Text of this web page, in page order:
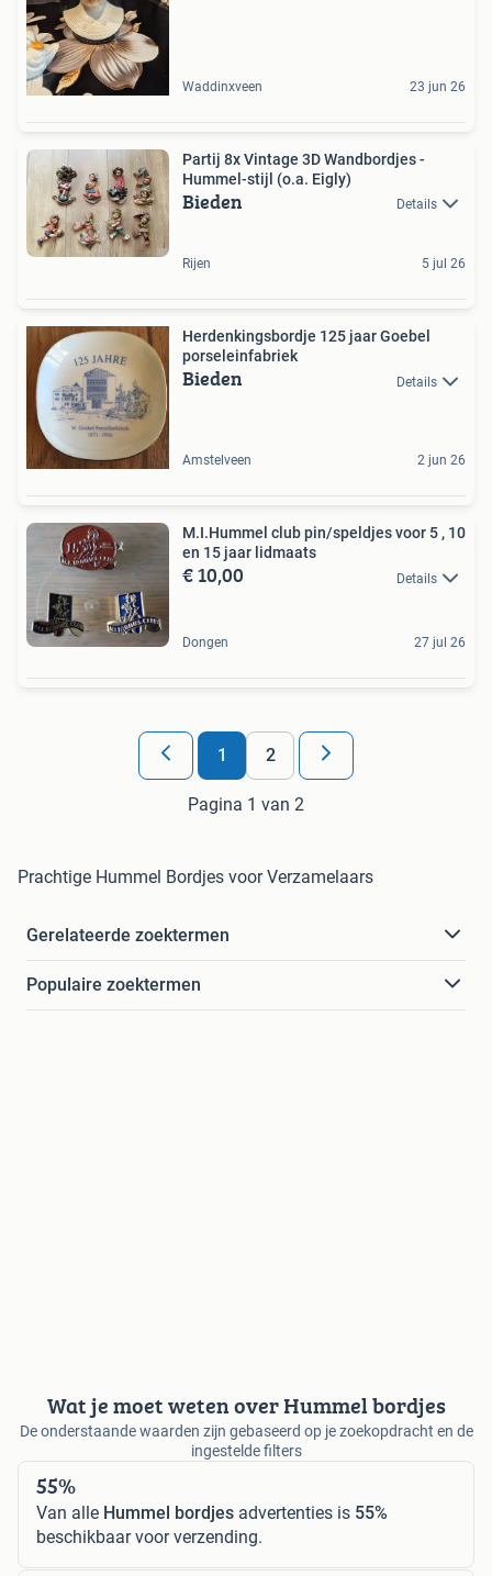
Waddinxveen 23 jun 26
Partij 8x Vintage 3D Wandbordjes -
Hummel-stijl (o.a. Eigly)
Bieden Details
Rijen 5 jul 26
Herdenkingsbordje 125 jaar Goebel
porseleinfabriek
Bieden Details
Amstelveen 2 jun 26
M.I.Hummel club pin/speldjes voor 5 , 10
en 15 jaar lidmaats
€ 10,00 Details
Dongen 27 jul 26
1 2
Pagina 1 van 2
Prachtige Hummel Bordjes voor Verzamelaars
Gerelateerde zoektermen
Populaire zoektermen
Wat je moet weten over Hummel bordjes
De onderstaande waarden zijn gebaseerd op je zoekopdracht en de
ingestelde filters
55%
Van alle Hummel bordjes advertenties is 55%
beschikbaar voor verzending.